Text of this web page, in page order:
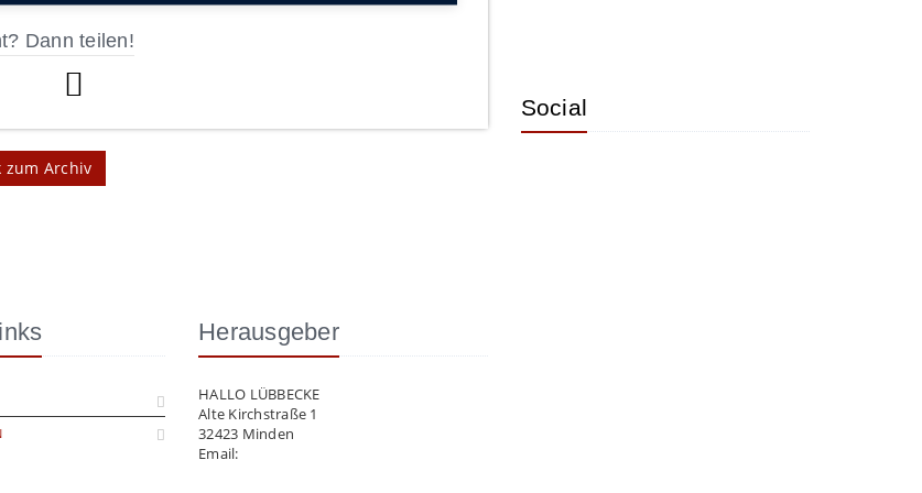
Dann teilen!
zum Archiv
Social
Herausgeber
HALLO LÜBBECKE
Alte Kirchstraße 1
32423 Minden
Email: